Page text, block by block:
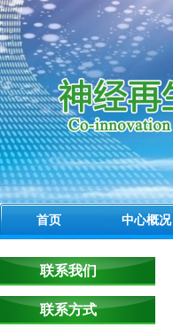
首页 中心概况
联系我们
联系方式